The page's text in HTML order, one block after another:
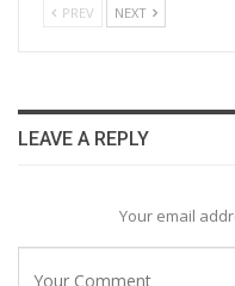
PREV NEXT
LEAVE A REPLY
Your email